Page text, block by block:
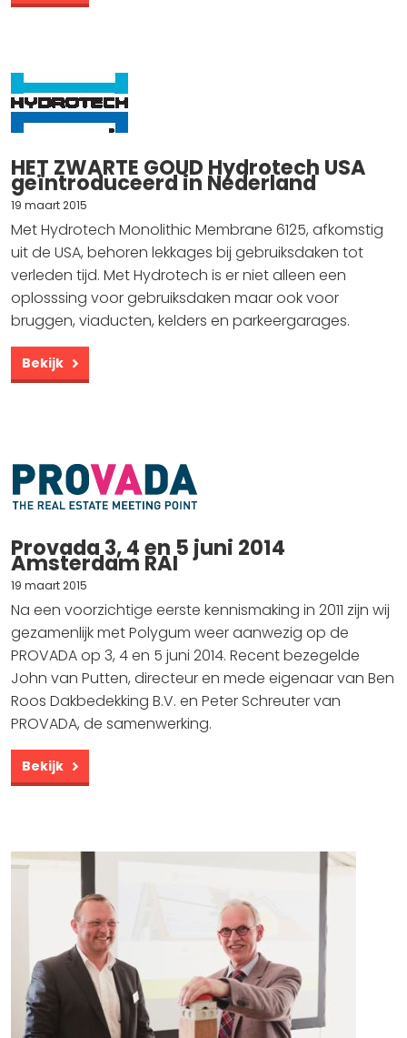
HET ZWARTE GOUD Hydrotech USA
geïntroduceerd in Nederland
19 maart 2015
Met Hydrotech Monolithic Membrane 6125, afkomstig
uit de USA, behoren lekkages bij gebruiksdaken tot
verleden tijd. Met Hydrotech is er niet alleen een
oplosssing voor gebruiksdaken maar ook voor
bruggen, viaducten, kelders en parkeergarages.
Bekijk
Provada 3, 4 en 5 juni 2014
Amsterdam RAI
19 maart 2015
Na een voorzichtige eerste kennismaking in 2011 zijn wij
gezamenlijk met Polygum weer aanwezig op de
PROVADA op 3, 4 en 5 juni 2014. Recent bezegelde
John van Putten, directeur en mede eigenaar van Ben
Roos Dakbedekking B.V. en Peter Schreuter van
PROVADA, de samenwerking.
Bekijk